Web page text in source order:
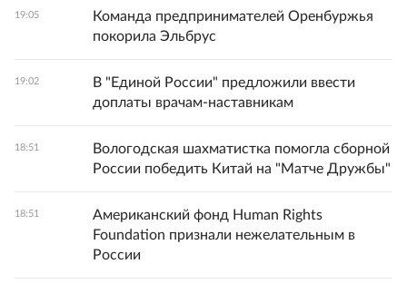
19:05
Команда предпринимателей Оренбуржья
покорила Эльбрус
19:02
В "Единой России" предложили ввести
доплаты врачам-наставникам
18:51
Вологодская шахматистка помогла сборной
России победить Китай на "Матче Дружбы"
18:51
Американский фонд Human Rights
Foundation признали нежелательным в
России